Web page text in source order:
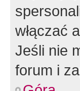
włączać
Jeśli nie
forum i